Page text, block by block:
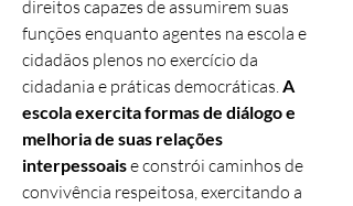
direitos capazes de assumirem suas
funções enquanto agentes na escola e
cidadãos plenos no exercício da
cidadania e práticas democráticas.A
escola exercita formas de diálogo e
melhoria de suas relações
interpessoaise constrói caminhos de
convivência respeitosa, exercitando a